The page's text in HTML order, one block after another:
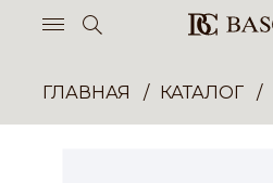
ГЛАВНАЯ КАТАЛОГ